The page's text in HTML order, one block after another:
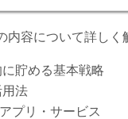
内容について詳しく
貯める基本戦略
法
プリ・サービス